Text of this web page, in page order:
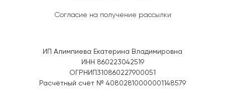
Согласие на получение рассылки
ИП Алимпиева Екатерина Владимировна
ИНН 860223042519
ОГРНИП310860227900051
Расчётный счёт № 40802810000001148579